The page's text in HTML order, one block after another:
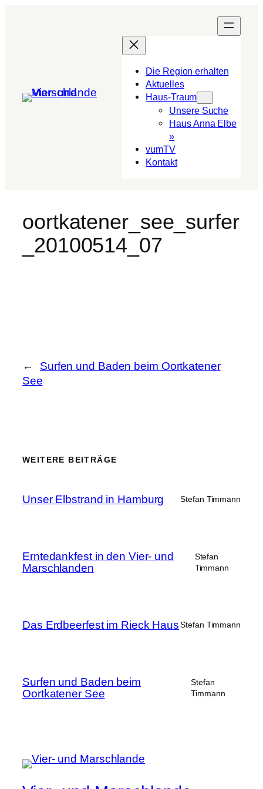
Die Region erhalten
Aktuelles
Haus-Traum
Unsere Suche
Haus Anna Elbe
»
vumTV
Kon­takt
oortkatener_see_surfer
_20100514_07
←
Surfen und Baden beim Oortkatener
See
WEITERE BEITRÄGE
Unser Elbstrand in Hamburg Stefan Timmann
Erntedankfest in den Vier- und
Marschlanden
Stefan
Timmann
Das Erdbeerfest im Rieck Haus Stefan Timmann
Surfen und Baden beim
Oortkatener See
Stefan
Timmann